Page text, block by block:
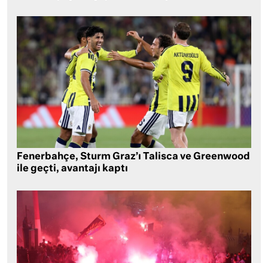
Fenerbahçe, Sturm Graz’ı Talisca ve Greenwood
ile geçti, avantajı kaptı